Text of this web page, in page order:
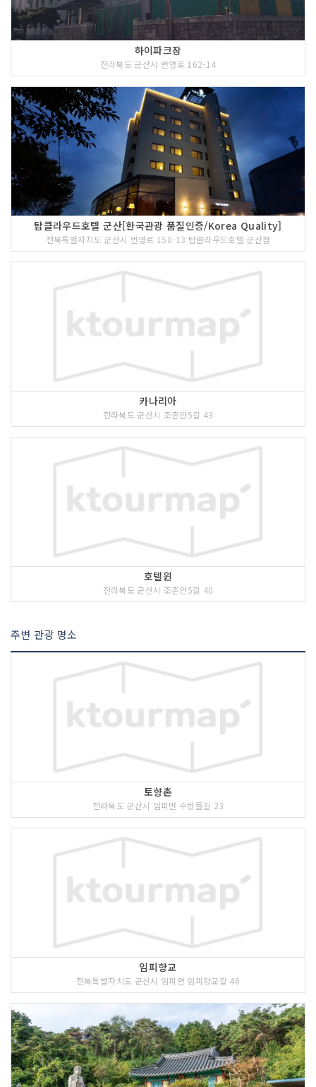
하이파크장
전라북도 군산시 번영로 162-14
탑클라우드호텔 군산[한국관광 품질인증/Korea Quality]
전북특별자치도 군산시 번영로 150-13 탑클라우드호텔 군산점
카나리아
전라북도 군산시 조촌안5길 43
호텔윈
전라북도 군산시 조촌안5길 40
주변 관광 명소
토향촌
전라북도 군산시 임피면 수반들길 23
임피향교
전북특별자치도 군산시 임피면 임피향교길 46